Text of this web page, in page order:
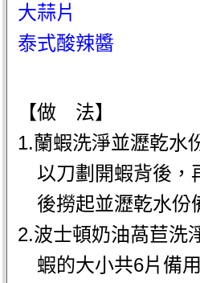
大蒜片
泰式酸辣醬
【做 法】
1.蘭蝦洗淨並瀝乾水
以刀劃開蝦背後，
後撈起並瀝乾水份
2.波士頓奶油萵苣洗
蝦的大小共6片備用